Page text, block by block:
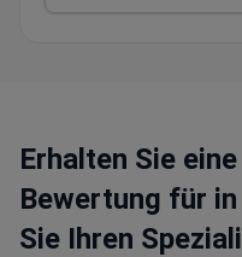
Erhalten Sie
Bewertung für
Sie Ihren